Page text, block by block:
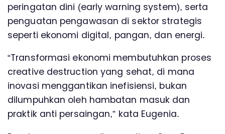
peringatan dini (early warning system), serta
penguatan pengawasan di sektor strategis
seperti ekonomi digital, pangan, dan energi.
“Transformasi ekonomi membutuhkan proses
creative destruction yang sehat, di mana
inovasi menggantikan inefisiensi, bukan
dilumpuhkan oleh hambatan masuk dan
praktik anti persaingan,” kata Eugenia.